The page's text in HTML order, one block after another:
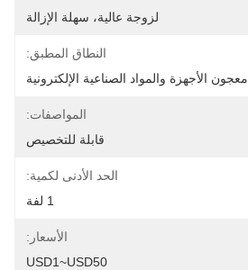
لزوجة عالية، سهلة الإزالة
النطاق المطبق:
معجون الأجهزة والمواد الصناعية الإلكترونية
المواصفات:
قابلة للتخصيص
الحد الأدنى لكمية:
1 لفة
الأسعار:
USD1~USD50